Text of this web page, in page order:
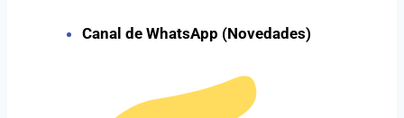
Canal de WhatsApp (Novedades)